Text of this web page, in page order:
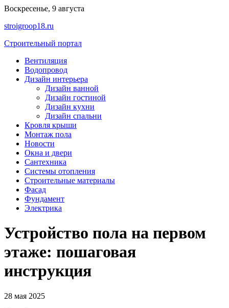
Перейти
содержимому
Воскресенье, 9 августа
stroigroop18.ru
Строительный портал
Вентиляция
Водопровод
Дизайн интерьера
Дизайн ванной
Дизайн гостиной
Дизайн кухни
Дизайн спальни
Кровля крыши
Монтаж пола
Новости
Окна и двери
Сантехника
Системы отопления
Строительные материалы
Фасад
Фундамент
Электрика
Устройство пола на первом
этаже: пошаговая
инструкция
28 мая 2025